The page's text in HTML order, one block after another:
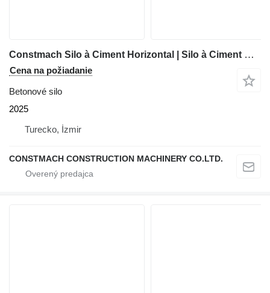
Constmach Silo à Ciment Horizontal | Silo à Ciment Mobile
Cena na požiadanie
Betonové silo
2025
Turecko, İzmir
CONSTMACH CONSTRUCTION MACHINERY CO.LTD.